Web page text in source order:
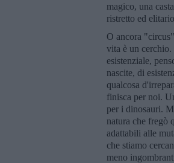
magico, una
ristretto ed
O ancora
vita è un
esistenziale,
nascite, di
qualcosa
finisca per noi.
per i dinosauri.
natura che fregò
adattabili alle
che stiamo
meno